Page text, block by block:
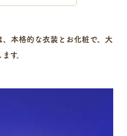
、本格的な衣装とお化粧で、大
す。